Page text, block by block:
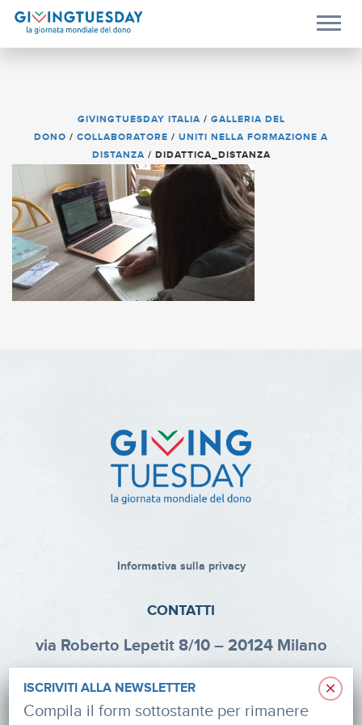
GIVINGTUESDAY ITALIA / GALLERIA DEL
DONO / COLLABORATORE / UNITI NELLA FORMAZIONE A
DISTANZA / DIDATTICA_DISTANZA
Informativa sulla privacy
CONTATTI
via Roberto Lepetit 8/10 – 20124 Milano
Tel: +39 02 47924880
×
ISCRIVITI ALLA NEWSLETTER
Compila il form sottostante per rimanere